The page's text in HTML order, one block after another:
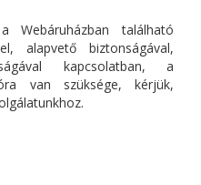
Webáruházban található
alapvető biztonságával,
kapcsolatban, a
van szüksége, kérjük,